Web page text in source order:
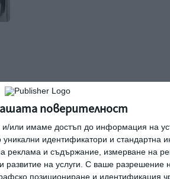
поверителност
или имаме достъп до информация на
идентификатори и стандартна
реклама и съдържание, измерване на
на услуги. С ваше разрешение
позициониране и идентификация
напишете коментар